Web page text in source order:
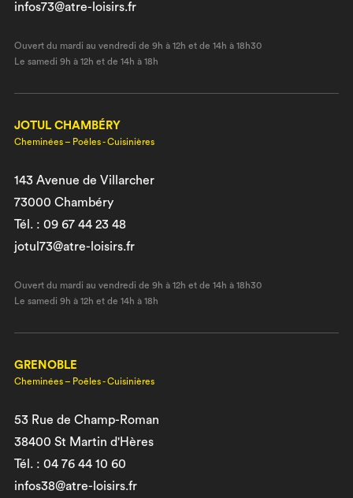
infos73@atre-loisirs.fr
Ouvert du mardi au vendredi de 9h à 12h et de 14h à 18h30
Le samedi 9h à 12h et de 14h à 18h
JOTUL CHAMBÉRY
Cheminées – Poêles - Cuisinières
143 Avenue de Villarcher
73000 Chambéry
Tél. : 09 67 44 23 48
jotul73@atre-loisirs.fr
Ouvert du mardi au vendredi de 9h à 12h et de 14h à 18h30
Le samedi 9h à 12h et de 14h à 18h
GRENOBLE
Cheminées – Poêles - Cuisinières
53 Rue de Champ-Roman
38400 St Martin d'Hères
Tél. : 04 76 44 10 60
infos38@atre-loisirs.fr